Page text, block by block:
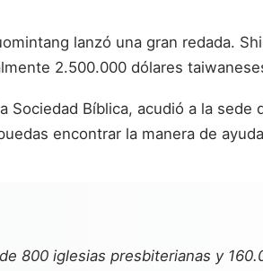
lanzó una gran redada.
2.500.000 dólares
Bíblica, acudió a la sede
encontrar la manera de
800 iglesias presbiterianas y